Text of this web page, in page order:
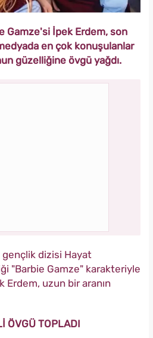
Gamze'si İpek Erdem, son
en çok konuşulanlar
güzelliğine övgü yağdı.
dizisi Hayat
"Barbie Gamze" karakteriyle
Erdem, uzun bir aranın
ÖVGÜ TOPLADI